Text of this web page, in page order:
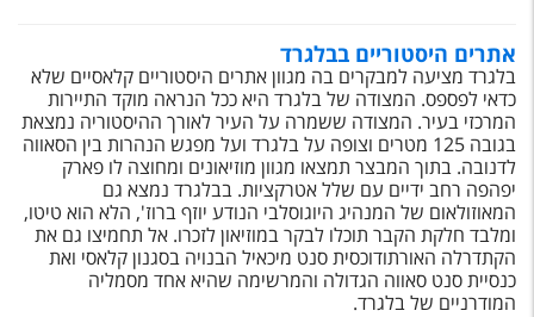
חבילות בריאות וספא
טיסות לחו"ל
מלונות בחו"ל
Русский
קרוז
אתרים היסטוריים בבלגרד
בלגרד מציעה למבקרים בה מגוון אתרים היסטוריים קלאסיים שלא
כדאי לפספס. המצודה של בלגרד היא ככל הנראה מוקד התיירות
המרכזי בעיר. המצודה ששמרה על העיר לאורך ההיסטוריה נמצאת
בגובה 125 מטרים וצופה על בלגרד ועל מפגש הנהרות בין הסאווה
לדנובה. בתוך המבצר תמצאו מגוון מוזיאונים ומחוצה לו פארק
יפהפה רחב ידיים עם שלל אטרקציות. בבלגרד נמצא גם
המאוזולאום של המנהיג היוגוסלבי הנודע יוזף ברוז', הלא הוא טיטו,
ומלבד חלקת הקבר תוכלו לבקר במוזיאון לזכרו. אל תחמיצו גם את
הקתדרלה האורתודוכסית סנט מיכאיל הבנויה בסגנון קלאסי ואת
כנסיית סנט סאווה הגדולה והמרשימה שהיא אחד מסמליה
המודרניים של בלגרד.